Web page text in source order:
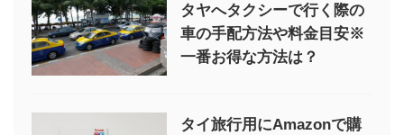
タヤへタクシーで行く際の
車の手配方法や料金目安※
一番お得な方法は？
タイ旅行用にAmazonで購